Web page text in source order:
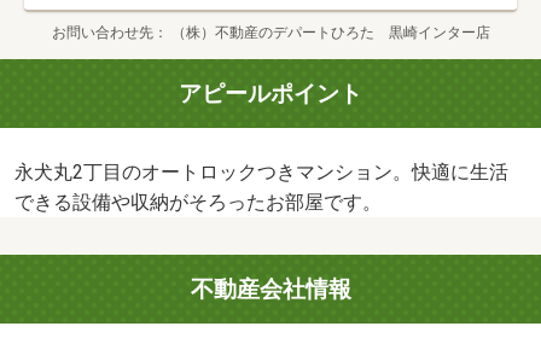
お問い合わせ先 （株）不動産のデパートひろた 黒崎インター店
アピールポイント
永犬丸2丁目のオートロックつきマンション。快適に生活
できる設備や収納がそろったお部屋です。
不動産会社情報